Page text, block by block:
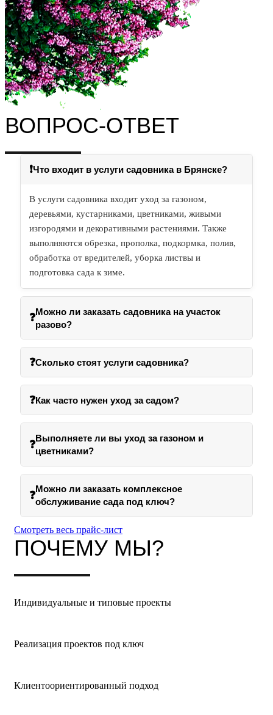
ВОПРОС-ОТВЕТ
❗Что входит в услуги садовника в Брянске?
В услуги садовника входит уход за газоном,
деревьями, кустарниками, цветниками, живыми
изгородями и декоративными растениями. Также
выполняются обрезка, прополка, подкормка, полив,
обработка от вредителей, уборка листвы и
подготовка сада к зиме.
❓Можно ли заказать садовника на участок
разово?
❓Сколько стоят услуги садовника?
❓Как часто нужен уход за садом?
❓Выполняете ли вы уход за газоном и
цветниками?
❓Можно ли заказать комплексное
обслуживание сада под ключ?
Смотреть весь прайс-лист
ПОЧЕМУ МЫ?
Индивидуальные и типовые проекты
Реализация проектов под ключ
Клиентоориен­тированный подход